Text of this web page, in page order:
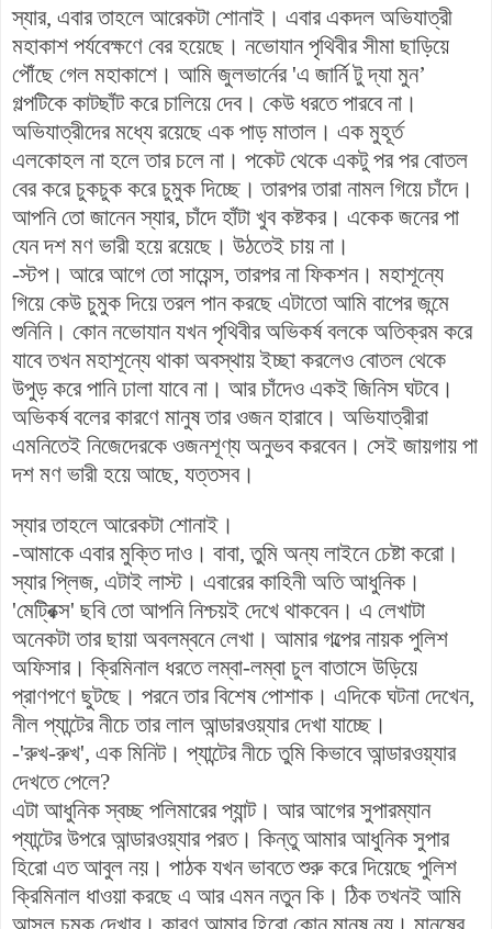
স্যার, এবার তাহলে আরেকটা শোনাই। এবার একদল অভিযাত্রী
মহাকাশ পর্যবেক্ষণে বের হয়েছে। নভোযান পৃথিবীর সীমা ছাড়িয়ে
পৌঁছে গেল মহাকাশে। আমি জুলভার্নের 'এ জার্নি টু দ্যা মুন’
গল্পটিকে কাটছাঁট করে চালিয়ে দেব। কেউ ধরতে পারবে না।
অভিযাত্রীদের মধ্যে রয়েছে এক পাড় মাতাল। এক মুহূর্ত
এলকোহল না হলে তার চলে না। পকেট থেকে একটু পর পর বোতল
বের করে চুকচুক করে চুমুক দিচ্ছে। তারপর তারা নামল গিয়ে চাঁদে।
আপনি তো জানেন স্যার, চাঁদে হাঁটা খুব কষ্টকর। একেক জনের পা
যেন দশ মণ ভারী হয়ে রয়েছে। উঠতেই চায় না।
-স্টপ। আরে আগে তো সায়েন্স, তারপর না ফিকশন। মহাশূন্যে
গিয়ে কেউ চুমুক দিয়ে তরল পান করছে এটাতো আমি বাপের জন্মে
শুনিনি। কোন নভোযান যখন পৃথিবীর অভিকর্ষ বলকে অতিক্রম করে
যাবে তখন মহাশূন্যে থাকা অবস্থায় ইচ্ছা করলেও বোতল থেকে
উপুড় করে পানি ঢালা যাবে না। আর চাঁদেও একই জিনিস ঘটবে।
অভিকর্ষ বলের কারণে মানুষ তার ওজন হারাবে। অভিযাত্রীরা
এমনিতেই নিজেদেরকে ওজনশূণ্য অনুভব করবেন। সেই জায়গায় পা
দশ মণ ভারী হয়ে আছে, যত্তসব।
স্যার তাহলে আরেকটা শোনাই।
-আমাকে এবার মুক্তি দাও। বাবা, তুমি অন্য লাইনে চেষ্টা করো।
স্যার প্লিজ, এটাই লাস্ট। এবারের কাহিনী অতি আধুনিক।
'মেট্রিক্স' ছবি তো আপনি নিশ্চয়ই দেখে থাকবেন। এ লেখাটা
অনেকটা তার ছায়া অবলম্বনে লেখা। আমার গল্পের নায়ক পুলিশ
অফিসার। ক্রিমিনাল ধরতে লম্বা-লম্বা চুল বাতাসে উড়িয়ে
প্রাণপণে ছুটছে। পরনে তার বিশেষ পোশাক। এদিকে ঘটনা দেখেন,
নীল প্যান্টের নীচে তার লাল আন্ডারওয়্যার দেখা যাচ্ছে।
-'রুখ-রুখ', এক মিনিট। প্যান্টের নীচে তুমি কিভাবে আন্ডারওয়্যার
দেখতে পেলে?
এটা আধুনিক স্বচ্ছ পলিমারের প্যান্ট। আর আগের সুপারম্যান
প্যান্টের উপরে আন্ডারওয়্যার পরত। কিন্তু আমার আধুনিক সুপার
হিরো এত আবুল নয়। পাঠক যখন ভাবতে শুরু করে দিয়েছে পুলিশ
ক্রিমিনাল ধাওয়া করছে এ আর এমন নতুন কি। ঠিক তখনই আমি